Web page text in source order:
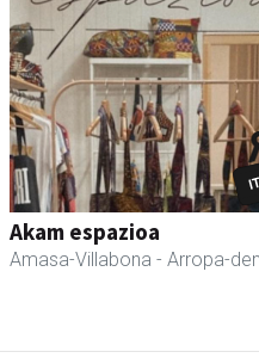
Akam espazioa
Amasa-Villabona - Arropa-